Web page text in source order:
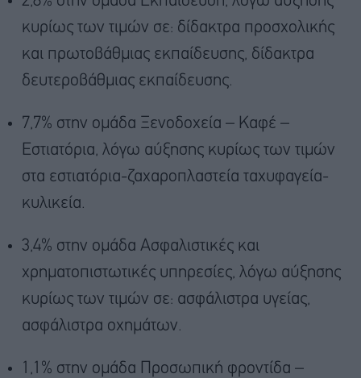
κυρίως των τιμών σε: δίδακτρα προσχολικής
και πρωτοβάθμιας εκπαίδευσης, δίδακτρα
δευτεροβάθμιας εκπαίδευσης.
7,7% στην ομάδα Ξενοδοχεία – Καφέ –
Εστιατόρια, λόγω αύξησης κυρίως των τιμών
στα εστιατόρια-ζαχαροπλαστεία ταχυφαγεία-
κυλικεία.
3,4% στην ομάδα Ασφαλιστικές και
χρηματοπιστωτικές υπηρεσίες, λόγω αύξησης
κυρίως των τιμών σε: ασφάλιστρα υγείας,
ασφάλιστρα οχημάτων.
1,1% στην ομάδα Προσωπική φροντίδα –